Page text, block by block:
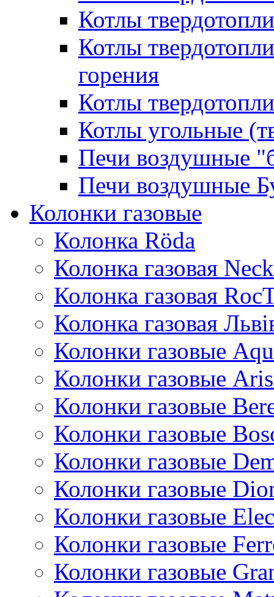
Котлы
Котлы
горения
Котлы
Котлы угольные
Печи воздушные
Печи воздушные
Колонки газовые
Колонка Rӧda
Колонка газовая
Колонка газовая
Колонка газовая
Колонки газовые
Колонки газовые
Колонки газовые
Колонки газовые
Колонки газовые
Колонки газовые
Колонки газовые
Колонки газовые
Колонки газовые